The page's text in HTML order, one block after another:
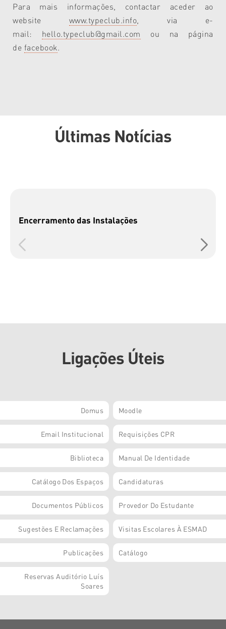
Para mais informações, contactar aceder ao
website www.typeclub.info , via e-
mail:
hello.typeclub@gmail.com
ou na página
de facebook.
Últimas Notícias
Encerramento das Instalações
Ligações Úteis
Domus Moodle
Email Institucional Requisições CPR
Biblioteca Manual De Identidade
Catálogo Dos Espaços Candidaturas
Documentos Públicos Provedor Do Estudante
Sugestões E Reclamações Visitas Escolares À ESMAD
Publicações Catálogo
Reservas Auditório Luís
Soares